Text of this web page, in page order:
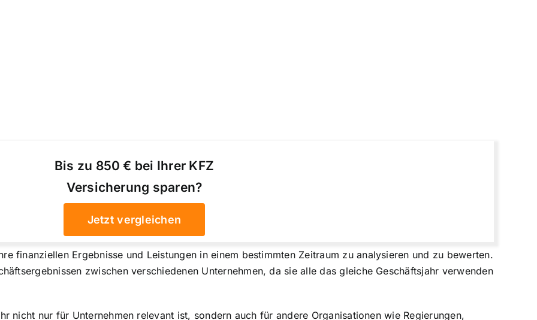
Bis zu 850 € bei Ihrer KFZ
Versicherung sparen?
Jetzt vergleichen
finanziellen Ergebnisse und Leistungen in einem bestimmten Zeitraum zu analysieren und zu bewerten.
zwischen verschiedenen Unternehmen, da sie alle das gleiche Geschäftsjahr verwenden
nicht nur für Unternehmen relevant ist, sondern auch für andere Organisationen wie Regierungen,